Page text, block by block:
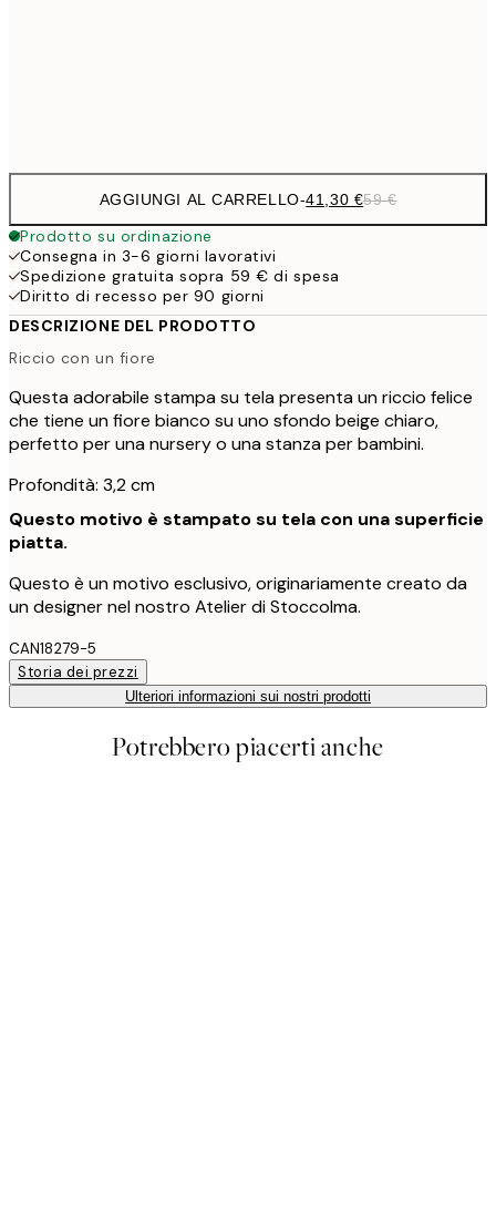
AGGIUNGI AL CARRELLO-41,30 €59 €
Prodotto su ordinazione
Consegna in 3-6 giorni lavorativi
Spedizione gratuita sopra 59 € di spesa
Diritto di recesso per 90 giorni
DESCRIZIONE DEL PRODOTTO
Riccio con un fiore
Questa adorabile stampa su tela presenta un riccio felice
che tiene un fiore bianco su uno sfondo beige chiaro,
perfetto per una nursery o una stanza per bambini.
Profondità: 3,2 cm
Questo motivo è stampato su tela con una superficie
piatta.
Questo è un motivo esclusivo, originariamente creato da
un designer nel nostro Atelier di Stoccolma.
CAN18279-5
Storia dei prezzi
Ulteriori informazioni sui nostri prodotti
Potrebbero piacerti anche